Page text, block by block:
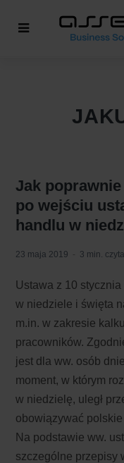
Jak
po wejściu
handlu w
23 maja 2019 3 min.
Ustawa z 10
w niedziele i święta
m.in. w zakresie
pracowników.
jest dla ww. osób
moment, w którym
w niedzielę, uległ
obowiązywać
Na podstawie ww.
szczególne przepisy